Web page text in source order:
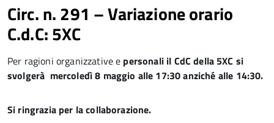
Circ. n. 291 – Variazione orario
C.d.C: 5XC
Per ragioni organizzative e personali il CdC della 5XC si
svolgerà mercoledì 8 maggio alle 17:30anziché alle 14:30.
Si ringrazia per la collaborazione.